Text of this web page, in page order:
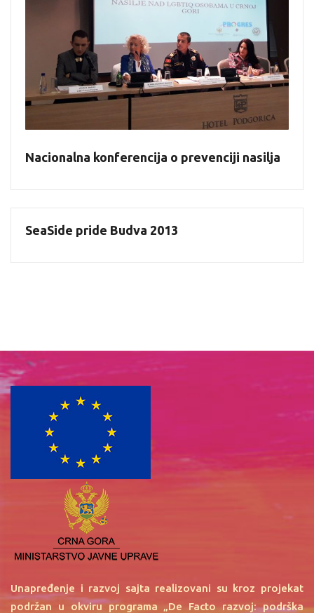
Nacionalna konferencija o prevenciji nasilja
SeaSide pride Budva 2013
Unapređenje i razvoj sajta realizovani su kroz projekat
podržan u okviru programa „De Facto razvoj: podrška